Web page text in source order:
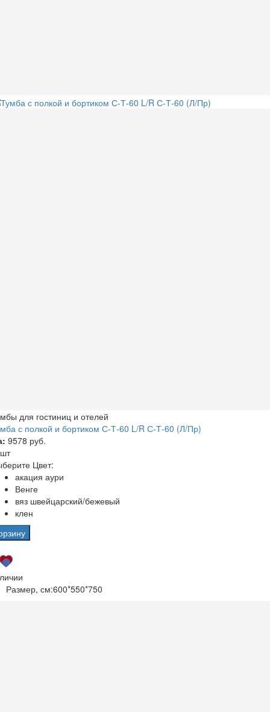
для гостиниц и отелей
с полкой и бортиком С-Т-60 L/R С-Т-60 (Л/Пр)
9578 руб.
Цвет:
акация аури
Венге
вяз швейцарский/бежевый
клен
Размер, см:600*550*750